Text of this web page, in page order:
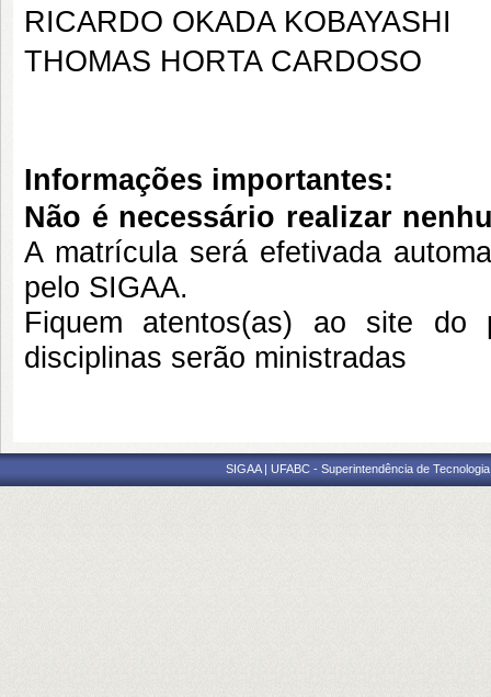
RICARDO OKADA KOBAYASHI
THOMAS HORTA CARDOSO
Informações importantes:
Não é necessário realizar
A matrícula será efetivada
pelo SIGAA.
Fiquem atentos(as) ao site
disciplinas serão ministradas
SIGAA | UFABC - Superintendência de